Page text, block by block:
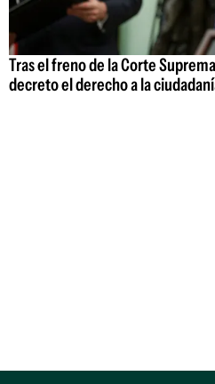
Tras el freno de la Corte
decreto el derecho a la